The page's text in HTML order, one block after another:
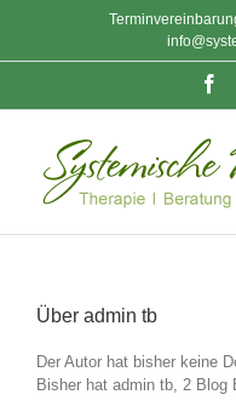
springen
Über admin tb
Der Autor hat bisher keine
Bisher hat admin tb, 2 Blog